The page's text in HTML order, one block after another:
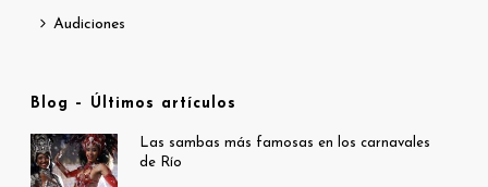
Audiciones
Blog – Últimos artículos
Las sambas más famosas en los carnavales
de Río